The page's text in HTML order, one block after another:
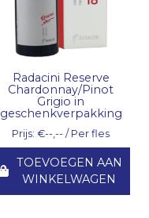
Radacini Reserve
Chardonnay/Pinot
Grigio in
geschenkverpakking
Prijs: €--,-- / Per fles
TOEVOEGEN AAN
WINKELWAGEN